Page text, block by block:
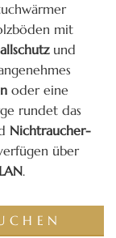
mit
und
oder eine
rundet das
Nichtraucher-
über
.